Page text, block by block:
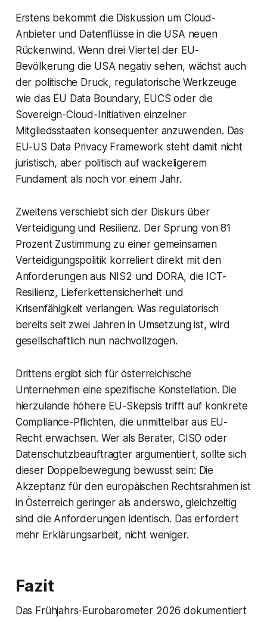
Erstens bekommt die Diskussion um Cloud-
Anbieter und Datenflüsse in die USA neuen
Rückenwind. Wenn drei Viertel der EU-
Bevölkerung die USA negativ sehen, wächst auch
der politische Druck, regulatorische Werkzeuge
wie das EU Data Boundary, EUCS oder die
Sovereign-Cloud-Initiativen einzelner
Mitgliedsstaaten konsequenter anzuwenden. Das
EU-US Data Privacy Framework steht damit nicht
juristisch, aber politisch auf wackeligerem
Fundament als noch vor einem Jahr.
Zweitens verschiebt sich der Diskurs über
Verteidigung und Resilienz. Der Sprung von 81
Prozent Zustimmung zu einer gemeinsamen
Verteidigungspolitik korreliert direkt mit den
Anforderungen aus NIS2 und DORA, die ICT-
Resilienz, Lieferkettensicherheit und
Krisenfähigkeit verlangen. Was regulatorisch
bereits seit zwei Jahren in Umsetzung ist, wird
gesellschaftlich nun nachvollzogen.
Drittens ergibt sich für österreichische
Unternehmen eine spezifische Konstellation. Die
hierzulande höhere EU-Skepsis trifft auf konkrete
Compliance-Pflichten, die unmittelbar aus EU-
Recht erwachsen. Wer als Berater, CISO oder
Datenschutzbeauftragter argumentiert, sollte sich
dieser Doppelbewegung bewusst sein: Die
Akzeptanz für den europäischen Rechtsrahmen ist
in Österreich geringer als anderswo, gleichzeitig
sind die Anforderungen identisch. Das erfordert
mehr Erklärungsarbeit, nicht weniger.
Fazit
Das Frühjahrs-Eurobarometer 2026 dokumentiert